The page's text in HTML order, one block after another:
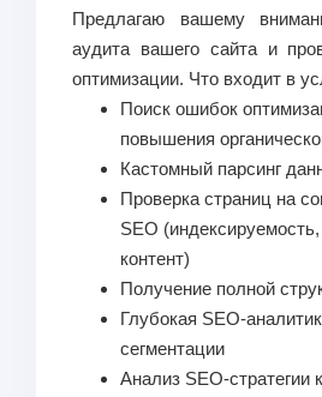
Предлагаю вашему
аудита вашего сайта и
оптимизации. Что входит в
Поиск ошибок
повышения
Кастомный парсинг
Проверка страниц на
SEO
контент)
Получение полной
Глубокая SEO-
сегментации
Анализ SEO-стратегии